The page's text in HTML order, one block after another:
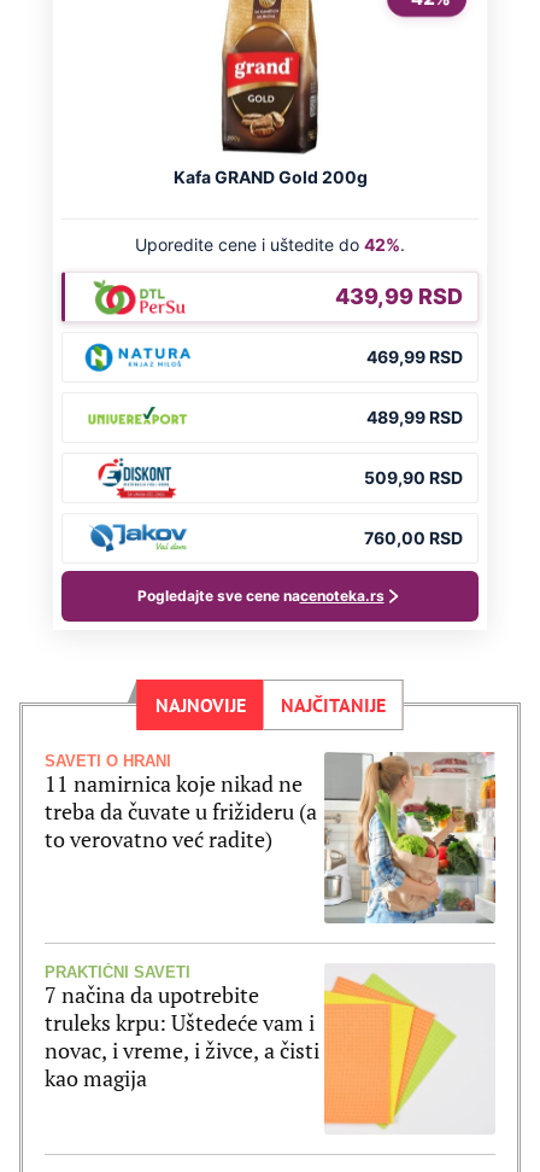
NAJNOVIJE NAJČITANIJE
SAVETI O HRANI
11 namirnica koje nikad ne
treba da čuvate u frižideru (a
to verovatno već radite)
PRAKTIČNI SAVETI
7 načina da upotrebite
truleks krpu: Uštedeće vam i
novac, i vreme, i živce, a čisti
kao magija